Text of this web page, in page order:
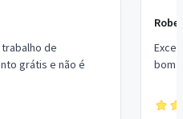
de
grátis e não é
bom